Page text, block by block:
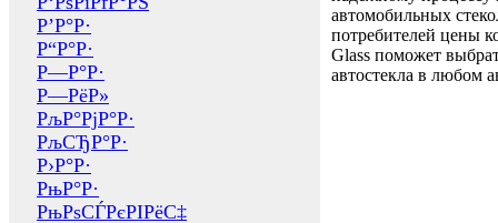
Р’Р°Р·
Р“Р°Р·
Р—Р°Р·
Р—РёР»
РљР°РјР°Р·
РљСЂР°Р·
Р›Р°Р·
РњР°Р·
РњРѕСЃРєРІРёС‡
автомобильных
потребителей цены
Glass поможет
автостекла в любом